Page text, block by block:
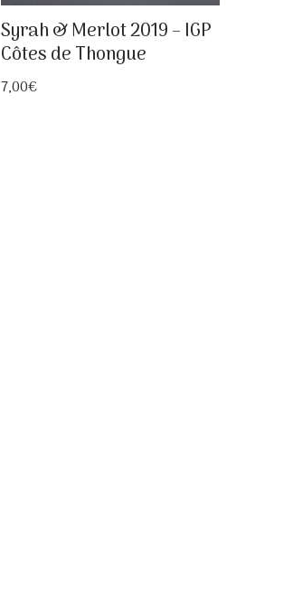
Syrah & Merlot 2019 – IGP
Côtes de Thongue
7,00€